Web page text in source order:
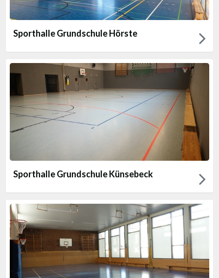
Sporthalle Grundschule Hörste
Sporthalle Grundschule Künsebeck